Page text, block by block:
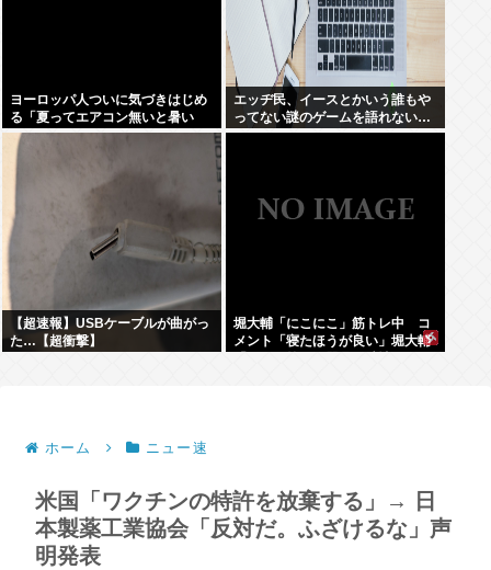
ヨーロッパ人ついに気づきはじめ
る「夏ってエアコン無いと暑い
わ」
エッヂ民、イースとかいう誰もや
ってない謎のゲームを語れない…
【超速報】USBケーブルが曲がっ
た…【超衝撃】
堀大輔「にこにこ」筋トレ中 コ
メント「寝たほうが良い」堀大輔
ホーム ニュー速
米国「ワクチンの特許を放棄する」→ 日
本製薬工業協会「反対だ。ふざけるな」声
明発表